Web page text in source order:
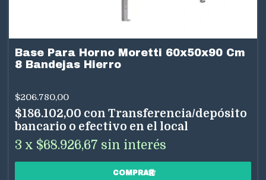
Base Para Horno Moretti 60x50x90 Cm
8 Bandejas Hierro
$206.780,00
$186.102,00 con Transferencia/depósito
bancario o efectivo en el local
3 x $68.926,67 sin interés